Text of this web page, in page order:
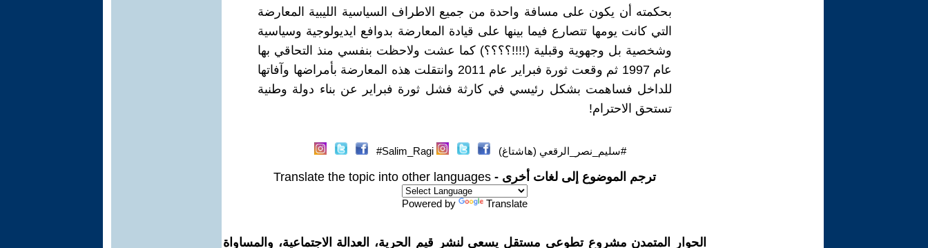
بحكمته أن يكون على مسافة واحدة من جميع الاطراف السياسية الليبية المعارضة
التي كانت يومها تتصارع فيما بينها على قيادة المعارضة بدوافع ايديولوجية وسياسية
وشخصية بل وجهوية وقبلية (!!!!؟؟؟؟) كما عشت ولاحظت بنفسي منذ التحاقي بها
عام 1997 ثم وقعت ثورة فبراير عام 2011 وانتقلت هذه المعارضة بأمراضها وآفاتها
للداخل فساهمت بشكل رئيسي في كارثة فشل ثورة فبراير عن بناء دولة وطنية
تستحق الاحترام!
#سليم_نصر_الرقعي (هاشتاغ) Salim_Ragi#
ترجم الموضوع إلى لغات أخرى - Translate the topic into other languages
Powered by Translate
الحوار المتمدن مشروع تطوعي مستقل يسعى لنشر قيم الحرية، العدالة الاجتماعية، والمساواة